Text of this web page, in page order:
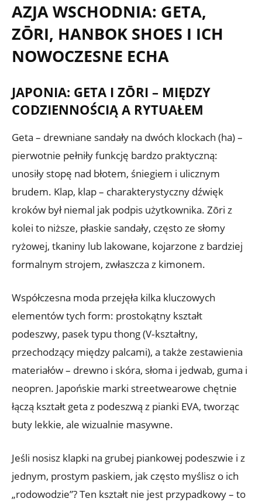
AZJA WSCHODNIA: GETA,
ZŌRI, HANBOK SHOES I ICH
NOWOCZESNE ECHA
JAPONIA: GETA I ZŌRI – MIĘDZY
CODZIENNOŚCIĄ A RYTUAŁEM
Geta – drewniane sandały na dwóch klockach (ha) –
pierwotnie pełniły funkcję bardzo praktyczną:
unosiły stopę nad błotem, śniegiem i ulicznym
brudem. Klap, klap – charakterystyczny dźwięk
kroków był niemal jak podpis użytkownika. Zōri z
kolei to niższe, płaskie sandały, często ze słomy
ryżowej, tkaniny lub lakowane, kojarzone z bardziej
formalnym strojem, zwłaszcza z kimonem.
Współczesna moda przejęła kilka kluczowych
elementów tych form: prostokątny kształt
podeszwy, pasek typu thong (V‑kształtny,
przechodzący między palcami), a także zestawienia
materiałów – drewno i skóra, słoma i jedwab, guma i
neopren. Japońskie marki streetwearowe chętnie
łączą kształt geta z podeszwą z pianki EVA, tworząc
buty lekkie, ale wizualnie masywne.
Jeśli nosisz klapki na grubej piankowej podeszwie i z
jednym, prostym paskiem, jak często myślisz o ich
„rodowodzie”? Ten kształt nie jest przypadkowy – to